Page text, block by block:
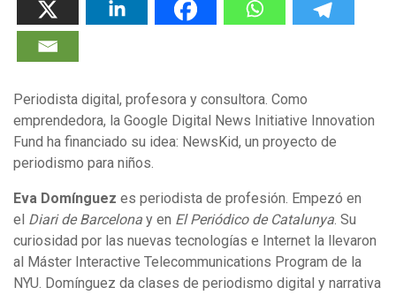
Periodista digital, profesora y consultora. Como
emprendedora, la Google Digital News Initiative Innovation
Fund ha financiado su idea: NewsKid, un proyecto de
periodismo para niños.
Eva Domínguez es periodista de profesión. Empezó en
el Diari de Barcelona y en El Periódico de Catalunya. Su
curiosidad por las nuevas tecnologías e Internet la llevaron
al Máster Interactive Telecommunications Program de la
NYU. Domínguez da clases de periodismo digital y narrativa